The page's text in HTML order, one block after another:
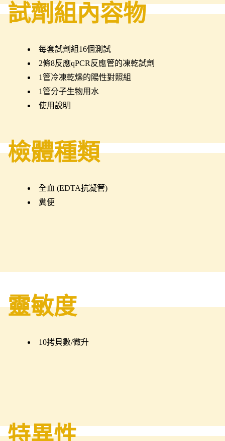
試劑組內容物
每套試劑組16個測試
2條8反應qPCR反應管的凍乾試劑
1管冷凍乾燥的陽性對照組
1管分子生物用水
使用說明
檢體種類
全血 (EDTA抗凝管)
糞便
靈敏度
10拷貝數/微升
特異性